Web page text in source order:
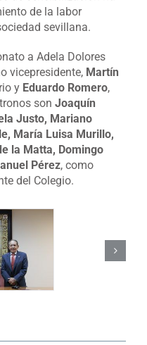
de la labor
sevillana.
a Adela Dolores
vicepresidente, Martín
yEduardo Romero,
son Joaquín
Justo, Mariano
María Luisa Murillo,
la Matta, Domingo
Pérez, como
del Colegio.